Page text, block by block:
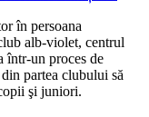
în persoana
alb-violet, centrul
într-un proces de
partea clubului să
şi juniori.